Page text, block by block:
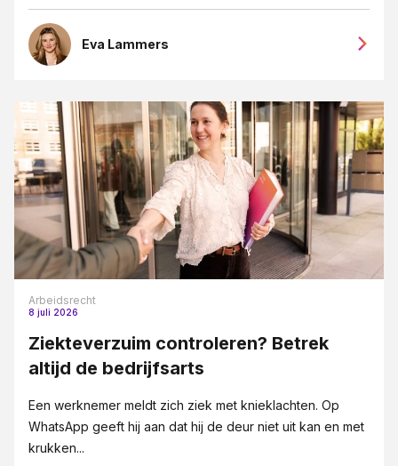
Eva Lammers
Arbeidsrecht
8 juli 2026
Ziekteverzuim controleren? Betrek
altijd de bedrijfsarts
Een werknemer meldt zich ziek met knieklachten. Op
WhatsApp geeft hij aan dat hij de deur niet uit kan en met
krukken...